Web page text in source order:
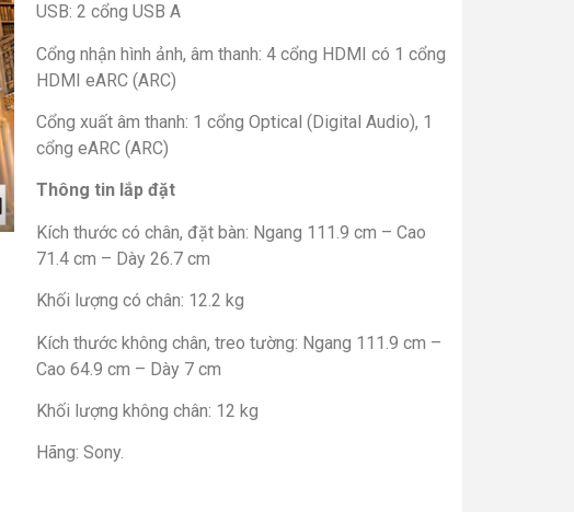
USB: 2 cổng USB A
Cổng nhận hình ảnh, âm thanh: 4 cổng HDMI có 1 cổng
HDMI eARC (ARC)
Cổng xuất âm thanh: 1 cổng Optical (Digital Audio), 1
cổng eARC (ARC)
Thông tin lắp đặt
Kích thước có chân, đặt bàn: Ngang 111.9 cm – Cao
71.4 cm – Dày 26.7 cm
Khối lượng có chân: 12.2 kg
Kích thước không chân, treo tường: Ngang 111.9 cm –
Cao 64.9 cm – Dày 7 cm
Khối lượng không chân: 12 kg
Hãng: Sony.